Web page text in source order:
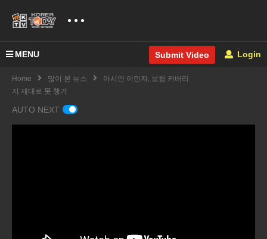
MENU Submit Video Login
Home 많이 본 뉴스
아시안 이민자, 보험 커버리
지 제대로 못 챙겨
AUTO NEXT